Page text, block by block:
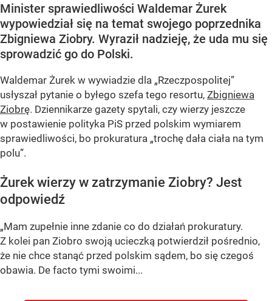
Minister sprawiedliwości Waldemar Żurek
wypowiedział się na temat swojego poprzednika
Zbigniewa Ziobry. Wyraził nadzieję, że uda mu się
sprowadzić go do Polski.
Waldemar Żurek w wywiadzie dla „Rzeczpospolitej”
usłyszał pytanie o byłego szefa tego resortu, Zbigniewa
Ziobrę. Dziennikarze gazety spytali, czy wierzy jeszcze
w postawienie polityka PiS przed polskim wymiarem
sprawiedliwości, bo prokuratura „trochę dała ciała na tym
polu”.
Żurek wierzy w zatrzymanie Ziobry? Jest
odpowiedź
„Mam zupełnie inne zdanie co do działań prokuratury.
Z kolei pan Ziobro swoją ucieczką potwierdził pośrednio,
że nie chce stanąć przed polskim sądem, bo się czegoś
obawia. De facto tymi swoimi...